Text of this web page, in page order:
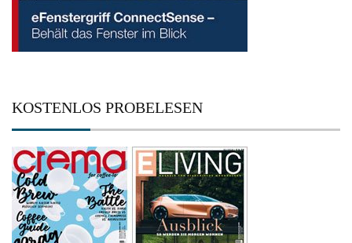
KOSTENLOS PROBELESEN